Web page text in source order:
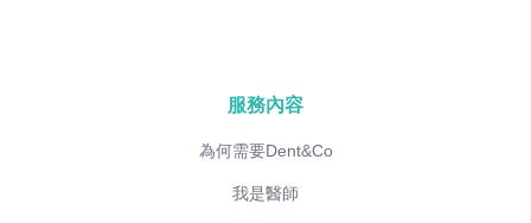
服務內容
為何需要Dent&Co
我是醫師